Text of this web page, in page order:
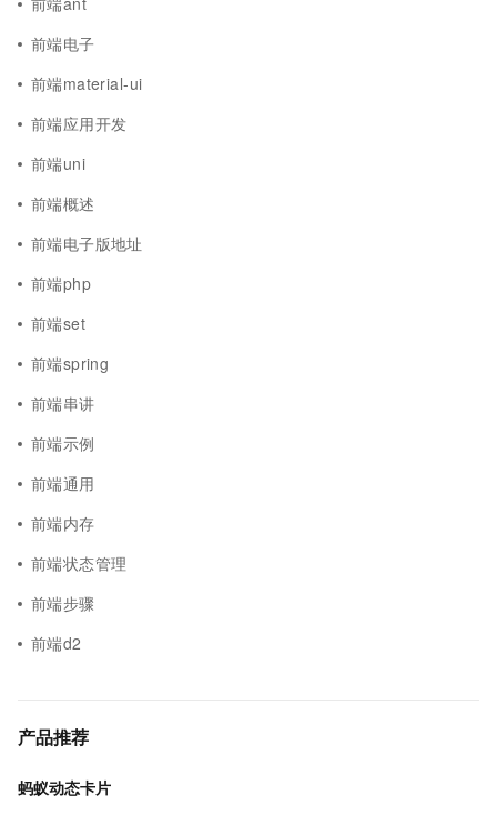
前端电子
前端material-ui
前端应用开发
前端uni
前端概述
前端电子版地址
前端php
前端set
前端spring
前端串讲
前端示例
前端通用
前端内存
前端状态管理
前端步骤
前端d2
产品推荐
蚂蚁动态卡片